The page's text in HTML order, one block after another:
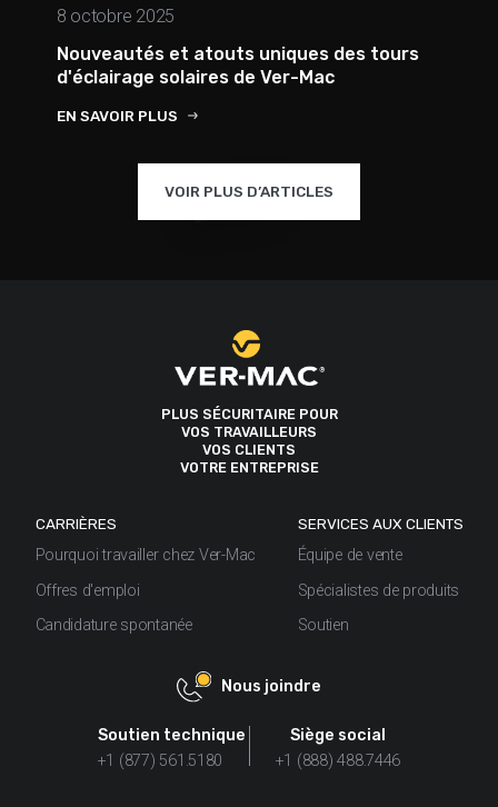
8 octobre 2025
Nouveautés et atouts uniques des tours
d'éclairage solaires de Ver-Mac
EN SAVOIR PLUS
VOIR PLUS D’ARTICLES
PLUS SÉCURITAIRE POUR
VOS TRAVAILLEURS
VOS CLIENTS
VOTRE ENTREPRISE
CARRIÈRES
Pourquoi travailler chez Ver-Mac
Offres d'emploi
Candidature spontanée
SERVICES AUX CLIENTS
Équipe de vente
Spécialistes de produits
Soutien
Nous joindre
Soutien technique
+1 (877) 561.5180
Siège social
+1 (888) 488.7446